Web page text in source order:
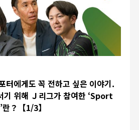
터에게도 꼭 전하고 싶은 이야기.
기 위해 Ｊ리그가 참여한 ‘Sport
？【1/3】